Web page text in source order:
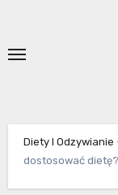
content
Diety I Odzywianie
dostosować dietę?